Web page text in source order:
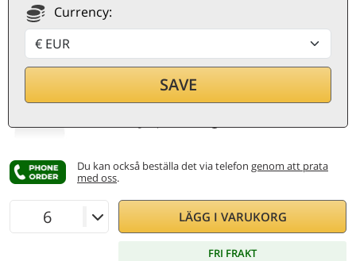
Currency:
SAVE
28,60€
Du kan också beställa det via telefon genom att prata
med oss.
LÄGG I VARUKORG
FRI FRAKT